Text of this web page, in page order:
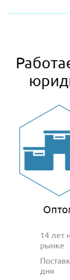
14 лет
рынке
дня